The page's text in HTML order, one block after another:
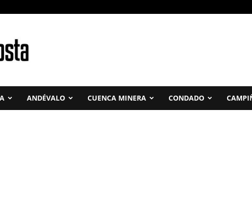
ANDÉVALO CUENCA MINERA CONDADO